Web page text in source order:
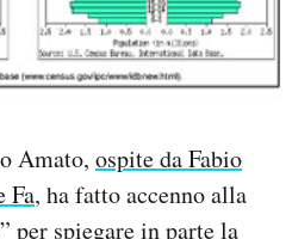
Amato, ospite da Fabio
Fa, ha fatto accenno alla
per spiegare in parte la